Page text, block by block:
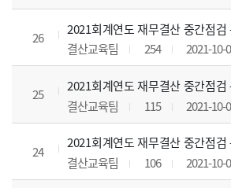
26
2021회계연도 재무결산 중간점검
결산교육팀
254 2021-10-
25
2021회계연도 재무결산 중간점검
결산교육팀
115 2021-10-
24
2021회계연도 재무결산 중간점검
결산교육팀
106 2021-10-